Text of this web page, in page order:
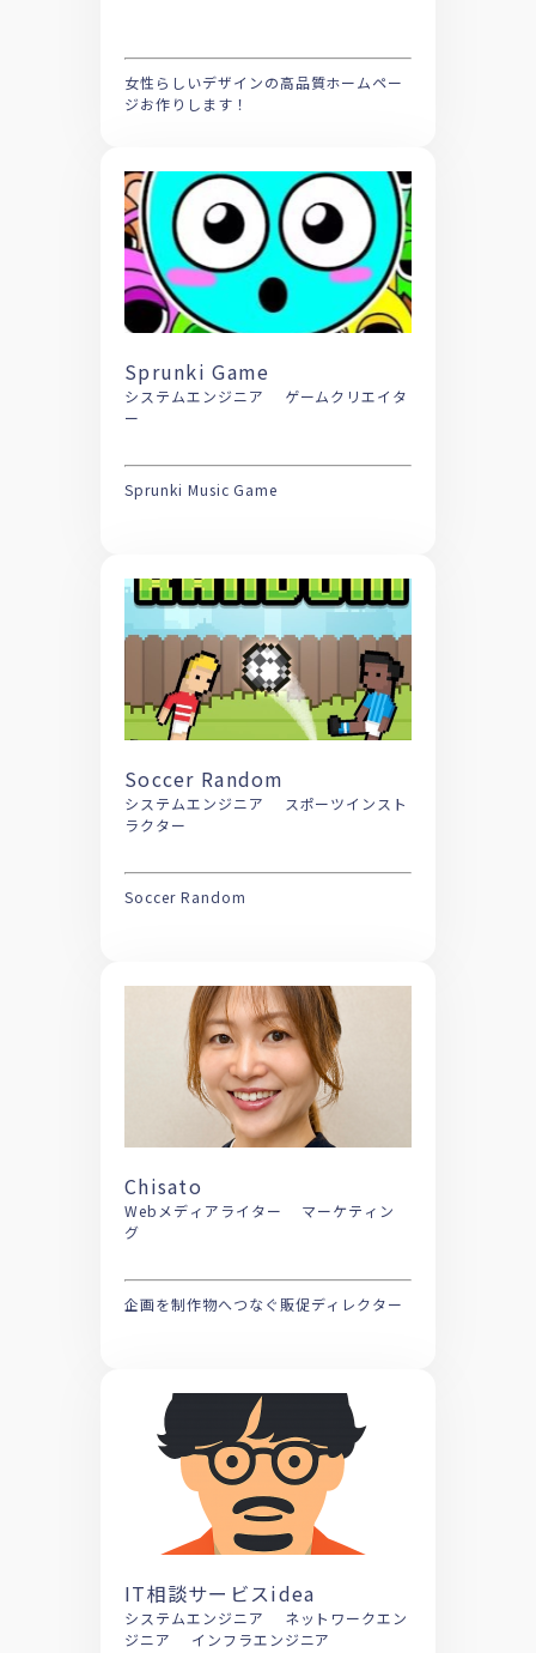
女性らしいデザインの高品質ホームペー
ジお作りします！
Sprunki Game
システムエンジニア ゲームクリエイタ
ー
Sprunki Music Game
Soccer Random
システムエンジニア スポーツインスト
ラクター
Soccer Random
Chisato
Webメディアライター マーケティン
グ
企画を制作物へつなぐ販促ディレクター
IT相談サービスidea
システムエンジニア ネットワークエン
ジニア インフラエンジニア